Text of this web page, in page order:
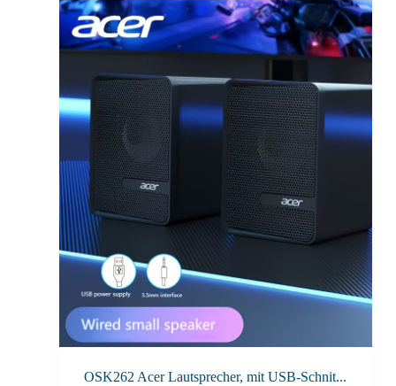
OSK262 Acer Lautsprecher, mit USB-Schnit...